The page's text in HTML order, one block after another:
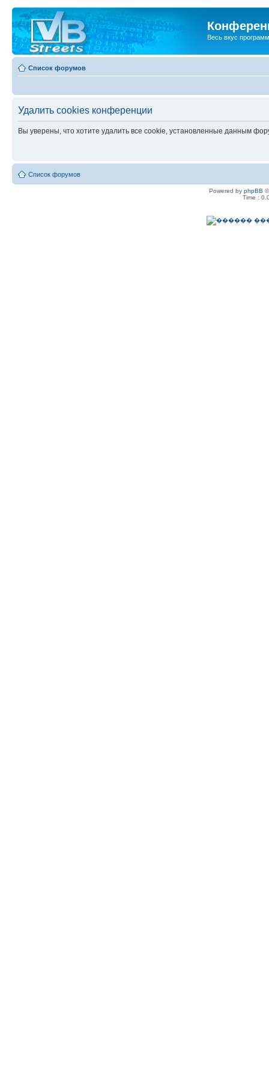
Весь вкус
Список форумов
Удалить cookies конференции
Вы уверены, что хотите удалить все cookie, установленные данным
Список форумов
Powered by phpBB
Time :